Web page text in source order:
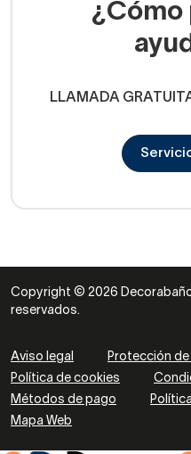
¿Cómo
LLAMADA
Copyright © 2026
reservados.
Aviso legal
Protección
Política de cookies
Métodos de pago
Mapa Web